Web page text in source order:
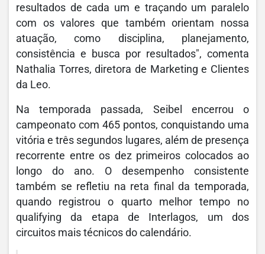
resultados de cada um e traçando um paralelo
com os valores que também orientam nossa
atuação, como disciplina, planejamento,
consistência e busca por resultados", comenta
Nathalia Torres, diretora de Marketing e Clientes
da Leo.
Na temporada passada, Seibel encerrou o
campeonato com 465 pontos, conquistando uma
vitória e três segundos lugares, além de presença
recorrente entre os dez primeiros colocados ao
longo do ano. O desempenho consistente
também se refletiu na reta final da temporada,
quando registrou o quarto melhor tempo no
qualifying da etapa de Interlagos, um dos
circuitos mais técnicos do calendário.